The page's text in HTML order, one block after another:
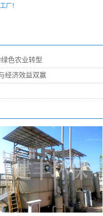
厂！
色农业转型
经济效益双赢